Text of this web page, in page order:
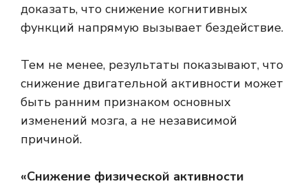
доказать, что снижение когнитивных
функций напрямую вызывает бездействие.
Тем не менее, результаты показывают, что
снижение двигательной активности может
быть ранним признаком основных
изменений мозга, а не независимой
причиной.
«Снижение физической активности